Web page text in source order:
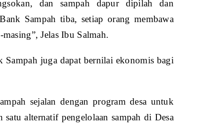
dan sampah dapur dipilah dan
Sampah tiba, setiap orang membawa
Jelas Ibu Salmah.
juga dapat bernilai ekonomis bagi
sejalan dengan program desa untuk
alternatif pengelolaan sampah di Desa